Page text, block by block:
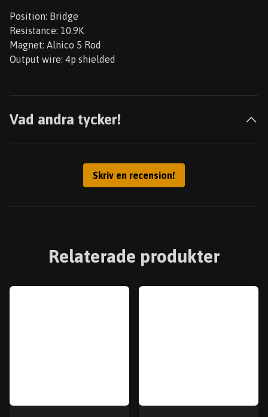
Position: Bridge
Resistance: 10.9K
Magnet: Alnico 5 Rod
Output wire: 4p shielded
Vad andra tycker!
Skriv en recension!
Relaterade produkter